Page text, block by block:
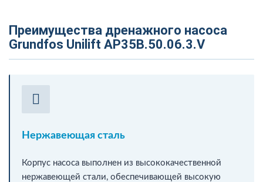
Преимущества дренажного насоса
Grundfos Unilift AP35B.50.06.3.V
Нержавеющая сталь
Корпус насоса выполнен из высококачественной
нержавеющей стали, обеспечивающей высокую